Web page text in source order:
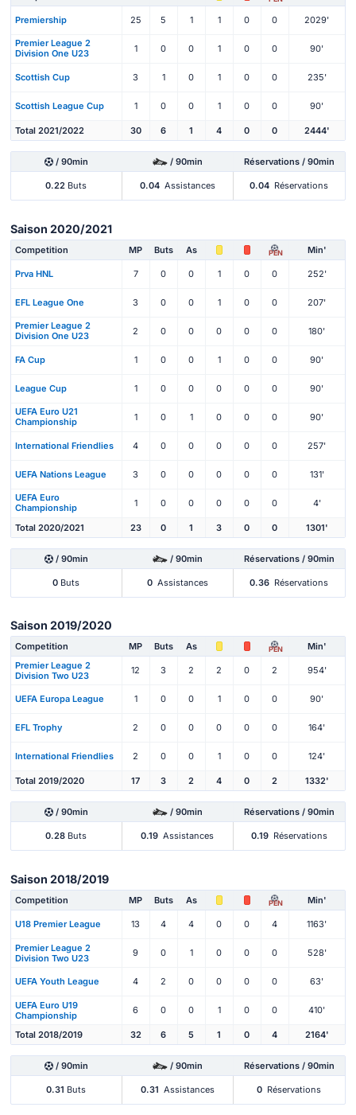
Premiership 25 5 1 1 0 0 2029'
Premier League 2
Division One U23
1 0 0 1 0 0 90'
Scottish Cup 3 1 0 1 0 0 235'
Scottish League Cup 1 0 0 1 0 0 90'
Total 2021/2022 30 6 1 4 0 0 2444'
/ 90min / 90min Réservations / 90min
0.22 Buts 0.04 Assistances 0.04 Réservations
Saison 2020/2021
Competition MP Buts As PEN Min'
Prva HNL 7 0 0 1 0 0 252'
EFL League One 3 0 0 1 0 0 207'
Premier League 2
Division One U23
2 0 0 0 0 0 180'
FA Cup 1 0 0 1 0 0 90'
League Cup 1 0 0 0 0 0 90'
UEFA Euro U21
Championship
1 0 1 0 0 0 90'
International Friendlies 4 0 0 0 0 0 257'
UEFA Nations League 3 0 0 0 0 0 131'
UEFA Euro
Championship
1 0 0 0 0 0 4'
Total 2020/2021 23 0 1 3 0 0 1301'
/ 90min / 90min Réservations / 90min
0 Buts 0 Assistances 0.36 Réservations
Saison 2019/2020
Competition MP Buts As PEN
Min'
Premier League 2
Division Two U23
12 3 2 2 0 2 954'
UEFA Europa League 1 0 0 1 0 0 90'
EFL Trophy 2 0 0 0 0 0 164'
International Friendlies 2 0 0 1 0 0 124'
Total 2019/2020 17 3 2 4 0 2 1332'
/ 90min / 90min Réservations / 90min
0.28 Buts 0.19 Assistances 0.19 Réservations
Saison 2018/2019
Competition MP Buts As PEN Min'
U18 Premier League 13 4 4 0 0 4 1163'
Premier League 2
Division Two U23
9 0 1 0 0 0 528'
UEFA Youth League 4 2 0 0 0 0 63'
UEFA Euro U19
Championship
6 0 0 1 0 0 410'
Total 2018/2019 32 6 5 1 0 4 2164'
/ 90min / 90min Réservations / 90min
0.31 Buts 0.31 Assistances 0 Réservations